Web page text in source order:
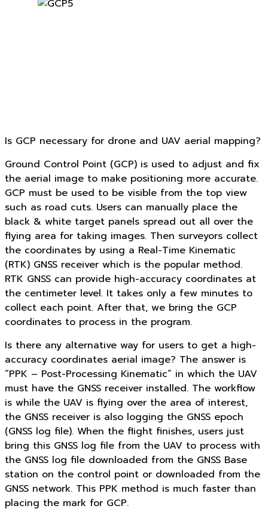
Is GCP necessary for drone and UAV aerial mapping?
Ground Control Point (GCP) is used to adjust and fix
the aerial image to make positioning more accurate.
GCP must be used to be visible from the top view
such as road cuts. Users can manually place the
black & white target panels spread out all over the
flying area for taking images. Then surveyors collect
the coordinates by using a Real-Time Kinematic
(RTK) GNSS receiver which is the popular method.
RTK GNSS can provide high-accuracy coordinates at
the centimeter level. It takes only a few minutes to
collect each point. After that, we bring the GCP
coordinates to process in the program.
Is there any alternative way for users to get a high-
accuracy coordinates aerial image? The answer is
“PPK – Post-Processing Kinematic” in which the UAV
must have the GNSS receiver installed. The workflow
is while the UAV is flying over the area of interest,
the GNSS receiver is also logging the GNSS epoch
(GNSS log file). When the flight finishes, users just
bring this GNSS log file from the UAV to process with
the GNSS log file downloaded from the GNSS Base
station on the control point or downloaded from the
GNSS network. This PPK method is much faster than
placing the mark for GCP.